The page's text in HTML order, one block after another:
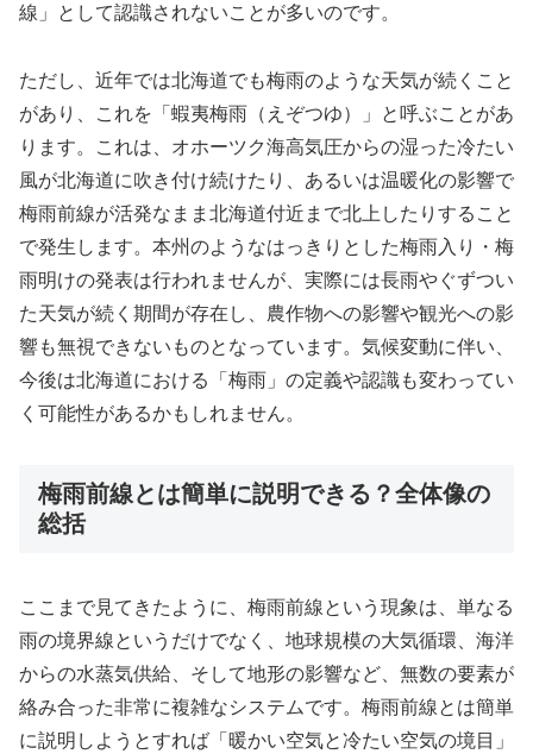
線」として認識されないことが多いのです。
ただし、近年では北海道でも梅雨のような天気が続くこと
があり、これを「蝦夷梅雨（えぞつゆ）」と呼ぶことがあ
ります。これは、オホーツク海高気圧からの湿った冷たい
風が北海道に吹き付け続けたり、あるいは温暖化の影響で
梅雨前線が活発なまま北海道付近まで北上したりすること
で発生します。本州のようなはっきりとした梅雨入り・梅
雨明けの発表は行われませんが、実際には長雨やぐずつい
た天気が続く期間が存在し、農作物への影響や観光への影
響も無視できないものとなっています。気候変動に伴い、
今後は北海道における「梅雨」の定義や認識も変わってい
く可能性があるかもしれません。
梅雨前線とは簡単に説明できる？全体像の
総括
ここまで見てきたように、梅雨前線という現象は、単なる
雨の境界線というだけでなく、地球規模の大気循環、海洋
からの水蒸気供給、そして地形の影響など、無数の要素が
絡み合った非常に複雑なシステムです。梅雨前線とは簡単
に説明しようとすれば「暖かい空気と冷たい空気の境目」